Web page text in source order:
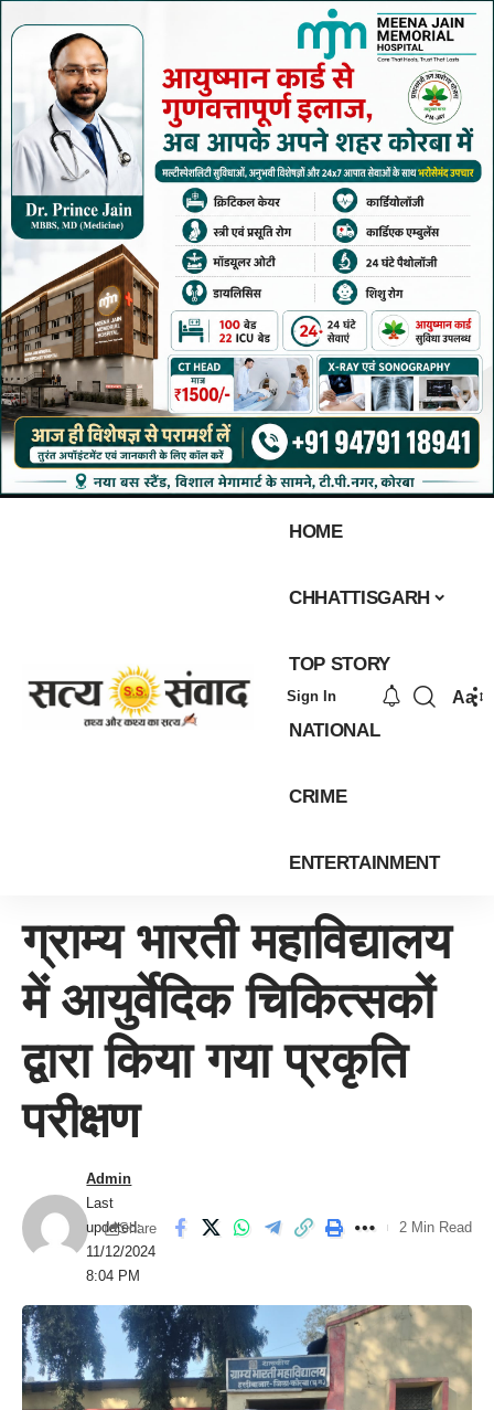
HOME
CHHATTISGARH
TOP STORY
NATIONAL
CRIME
ENTERTAINMENT
Sign In Aa
ग्राम्य भारती महाविद्यालय
में आयुर्वेदिक चिकित्सकों
द्वारा किया गया प्रकृति
परीक्षण
Last
updated:
11/12/2024
8:04 PM
Admin
Share 2 Min Read